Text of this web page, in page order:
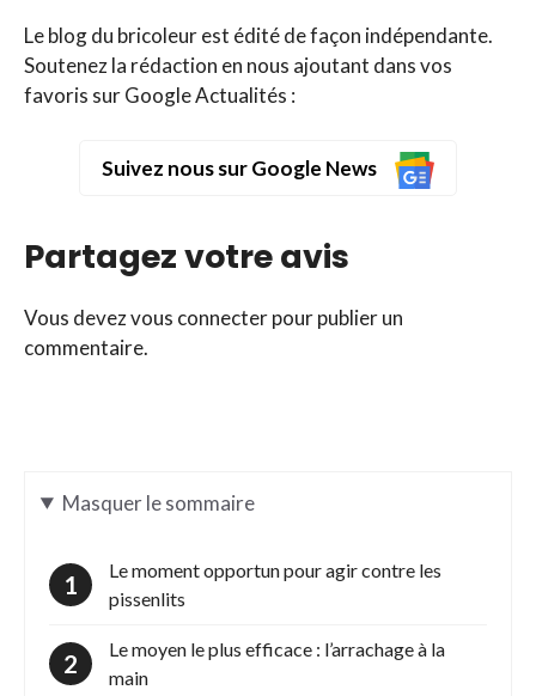
Le blog du bricoleur est édité de façon indépendante.
Soutenez la rédaction en nous ajoutant dans vos
favoris sur Google Actualités :
Suivez nous sur Google News
Partagez votre avis
Vous devezvous connecterpour publier un
commentaire.
Masquerle sommaire
Le moment opportun pour agir contre les
pissenlits
Le moyen le plus efficace : l’arrachage à la
main